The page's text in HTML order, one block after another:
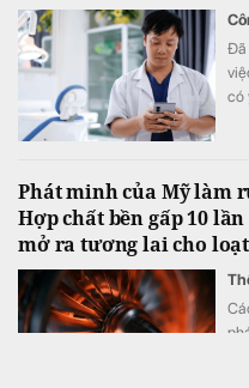
Đã
có
tế.
Phát minh của Mỹ làm
Hợp chất bền gấp 10
mở ra tương lai cho